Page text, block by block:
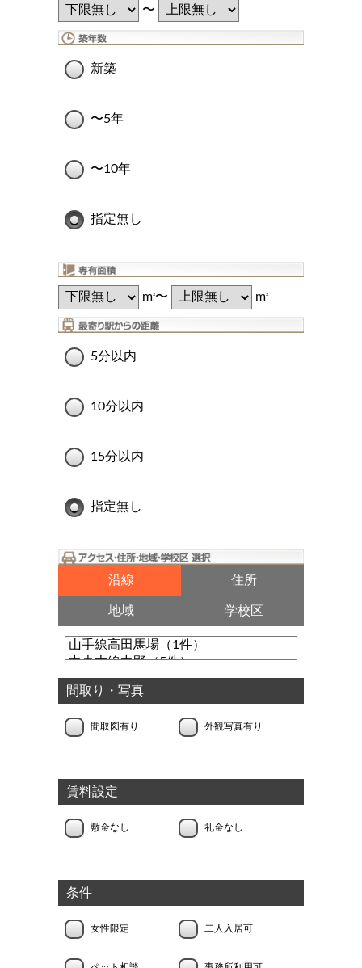
〜
新築
〜5年
〜10年
指定無し
m2〜 m2
5分以内
10分以内
15分以内
指定無し
沿線 住所
地域 学校区
間取り・写真
間取図有り 外観写真有り
賃料設定
敷金なし 礼金なし
条件
女性限定 二人入居可